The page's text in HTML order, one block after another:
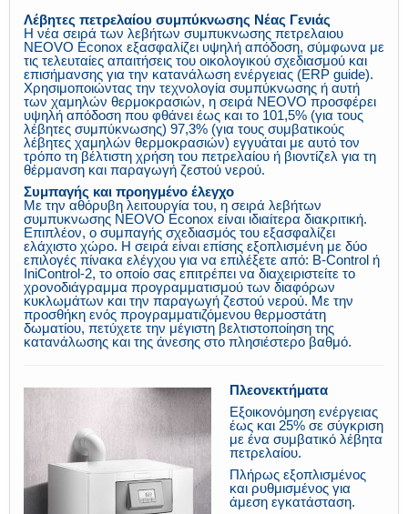
Λέβητες πετρελαίου συμπύκνωσης Νέας Γενιάς
Η νέα σειρά των λεβήτων συμπυκνωσης πετρελαιου
NEOVO Econox εξασφαλίζει υψηλή απόδοση, σύμφωνα με
τις τελευταίες απαιτήσεις του οικολογικού σχεδιασμού και
επισήμανσης για την κατανάλωση ενέργειας (ERP guide).
Χρησιμοποιώντας την τεχνολογία συμπύκνωσης ή αυτή
των χαμηλών θερμοκρασιών, η σειρά NEOVO προσφέρει
υψηλή απόδοση που φθάνει έως και το 101,5% (για τους
λέβητες συμπύκνωσης) 97,3% (για τους συμβατικούς
λέβητες χαμηλών θερμοκρασιών) εγγυάται με αυτό τον
τρόπο τη βέλτιστη χρήση του πετρελαίου ή βιοντίζελ για τη
θέρμανση και παραγωγή ζεστού νερού.
Συμπαγής και προηγμένο έλεγχο
Με την αθόρυβη λειτουργία του, η σειρά λεβήτων
συμπυκνωσης NEOVO Econox είναι ιδιαίτερα διακριτική.
Επιπλέον, ο συμπαγής σχεδιασμός του εξασφαλίζει
ελάχιστο χώρο. Η σειρά είναι επίσης εξοπλισμένη με δύο
επιλογές πίνακα ελέγχου για να επιλέξετε από: B-Control ή
IniControl-2, το οποίο σας επιτρέπει να διαχειριστείτε το
χρονοδιάγραμμα προγραμματισμού των διαφόρων
κυκλωμάτων και την παραγωγή ζεστού νερού. Με την
προσθήκη ενός προγραμματιζόμενου θερμοστάτη
δωματίου, πετύχετε την μέγιστη βελτιστοποίηση της
κατανάλωσης και της άνεσης στο πλησιέστερο βαθμό.
Πλεονεκτήματα
Εξοικονόμηση ενέργειας
έως και 25% σε σύγκριση
με ένα συμβατικό λέβητα
πετρελαίου.
Πλήρως εξοπλισμένος
και ρυθμισμένος για
άμεση εγκατάσταση.